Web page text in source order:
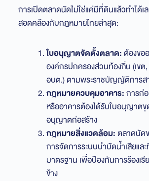
การเปิดตลาดนัดไม่ใช่แค่มีที่ดินแล้วทำได้เ
สอดคล้องกับกฎหมายไทยล่าสุด:
ใบอนุญาตจัดตั้งตลาด: ต้องข
องค์กรปกครองส่วนท้องถิ่น (เขต
อบต.) ตามพระราชบัญญัติการ
กฎหมายควบคุมอาคาร:การก่
หรืออาคารต้องได้รับใบอนุญาต
อนุญาตก่อสร้าง
กฎหมายสิ่งแวดล้อม: ตลาดนัด
การจัดการระบบบำบัดน้ำเสียแล
มาตรฐาน เพื่อป้องกันการร้องเ
ข้าง